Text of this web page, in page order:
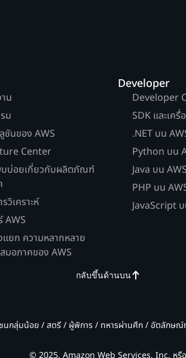
น
ม
ชันของ AWS
Center
บ่อยเกี่ยวกับผลิตภัณฑ์
วิเคราะห์
AWS
แยก ความหลากหลาย
มอภาคของ AWS
Developer
Developer
SDK และเครื่
.NET บน
Python บน
Java บน AWS
PHP บน
JavaScript
กลับขึ้นด้านบน
ชนกลุ่มน้อย / สตรี / ผู้พิการ / ทหารผ่านศึก / อัตลักษ
© 2025, Amazon Web Services, Inc. หรื